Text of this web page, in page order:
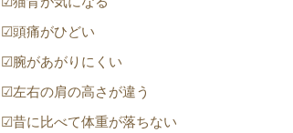
☑頭痛がひどい
☑腕があがりにくい
☑左右の肩の高さが違う
☑昔に比べて体重が落ちない